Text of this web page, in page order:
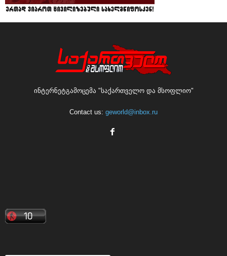
ინტერნეტგამოცემა "საქართველო და მსოფლიო"
Contact us: geworld@inbox.ru